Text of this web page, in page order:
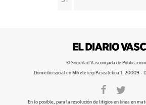
© Sociedad Vascongada de
Domicilio social en Mikeletegi Pasealekua 1. 20009 -
En lo posible, para la resolución de litigios en línea en